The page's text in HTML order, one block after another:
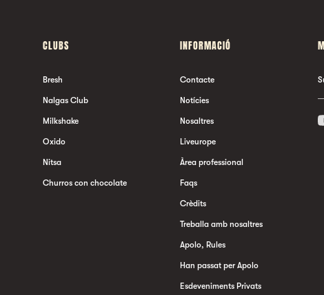
CLUBS
Bresh
Nalgas Club
Milkshake
Oxido
Nitsa
Churros con chocolate
INFORMACIÓ
Contacte
Notícies
Nosaltres
Liveurope
Àrea professional
Faqs
Crèdits
Treballa amb nosaltres
Apolo, Rules
Han passat per Apolo
Esdeveniments Privats